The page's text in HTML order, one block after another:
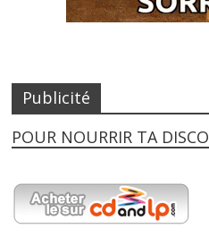
Publicité
POUR NOURRIR TA